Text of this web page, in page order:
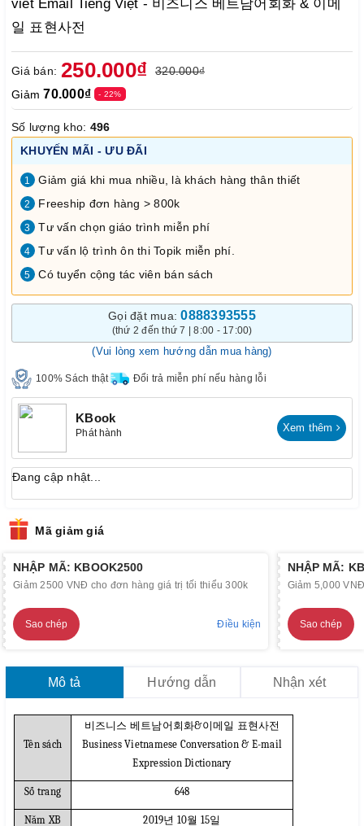
viết Email Tiếng Việt - 비즈니스 베트남어회화 & 이메
일 표현사전
Giá bán: 250.000₫
320.000₫
Giảm70.000₫ - 22%
Số lượng kho: 496
KHUYẾN MÃI - ƯU ĐÃI
1 Giảm giá khi mua nhiều, là khách hàng thân thiết
2 Freeship đơn hàng > 800k
3 Tư vấn chọn giáo trình miễn phí
4 Tư vấn lộ trình ôn thi Topik miễn phí.
5 Có tuyển cộng tác viên bán sách
Gọi đặt mua:0888393555
(thứ 2 đến thứ 7 | 8:00 - 17:00)
(Vui lòng xem hướng dẫn mua hàng)
100% Sách thật Đổi trả miễn phí nếu hàng lỗi
KBook
Phát hành Xem thêm
Đang cập nhật...
Mã giảm giá
NHẬP MÃ: KBOOK2500
Giảm 2500 VNĐ cho đơn hàng giá trị tối thiểu 300k
Sao chép Điều kiện
NHẬP MÃ:
Giảm 5,000
Sao chép
Mô tả Hướng dẫn Nhận xét
Tên sách
비즈니스 베트남어회화&이메일 표현사전
Business Vietnamese Conversation & E-mail
Expression Dictionary
Số trang 648
Năm XB 2019년 10월 15일